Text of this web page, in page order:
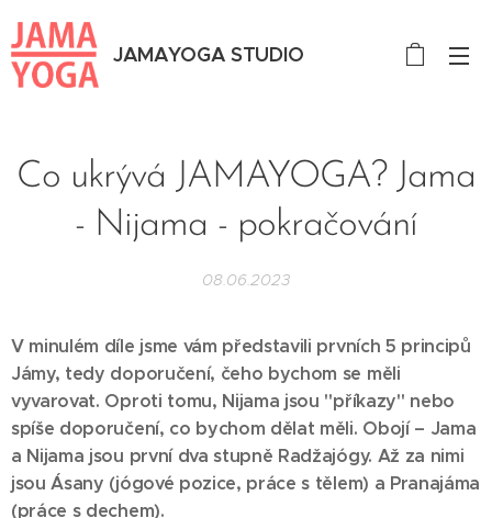
JAMAYOGA STUDIO
Co ukrývá JAMAYOGA? Jama
- Nijama - pokračování
08.06.2023
V minulém díle jsme vám představili prvních 5 principů
Jámy, tedy doporučení, čeho bychom se měli
vyvarovat. Oproti tomu, Nijama jsou "příkazy" nebo
spíše doporučení, co bychom dělat měli. Obojí – Jama
a Nijama jsou první dva stupně Radžajógy. Až za nimi
jsou Ásany (jógové pozice, práce s tělem) a Pranajáma
(práce s dechem).